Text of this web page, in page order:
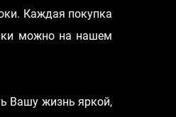
Каждая покупка
можно на нашем
Вашу жизнь яркой,